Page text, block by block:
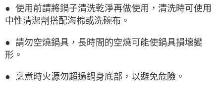
● 使用前請將鍋子清洗乾淨再做使用，清洗時可使用
中性清潔劑搭配海棉或洗碗布。
● 請勿空燒鍋具，長時間的空燒可能使鍋具損壞變
形。
● 烹煮時火源勿超過鍋身底部，以避免危險。